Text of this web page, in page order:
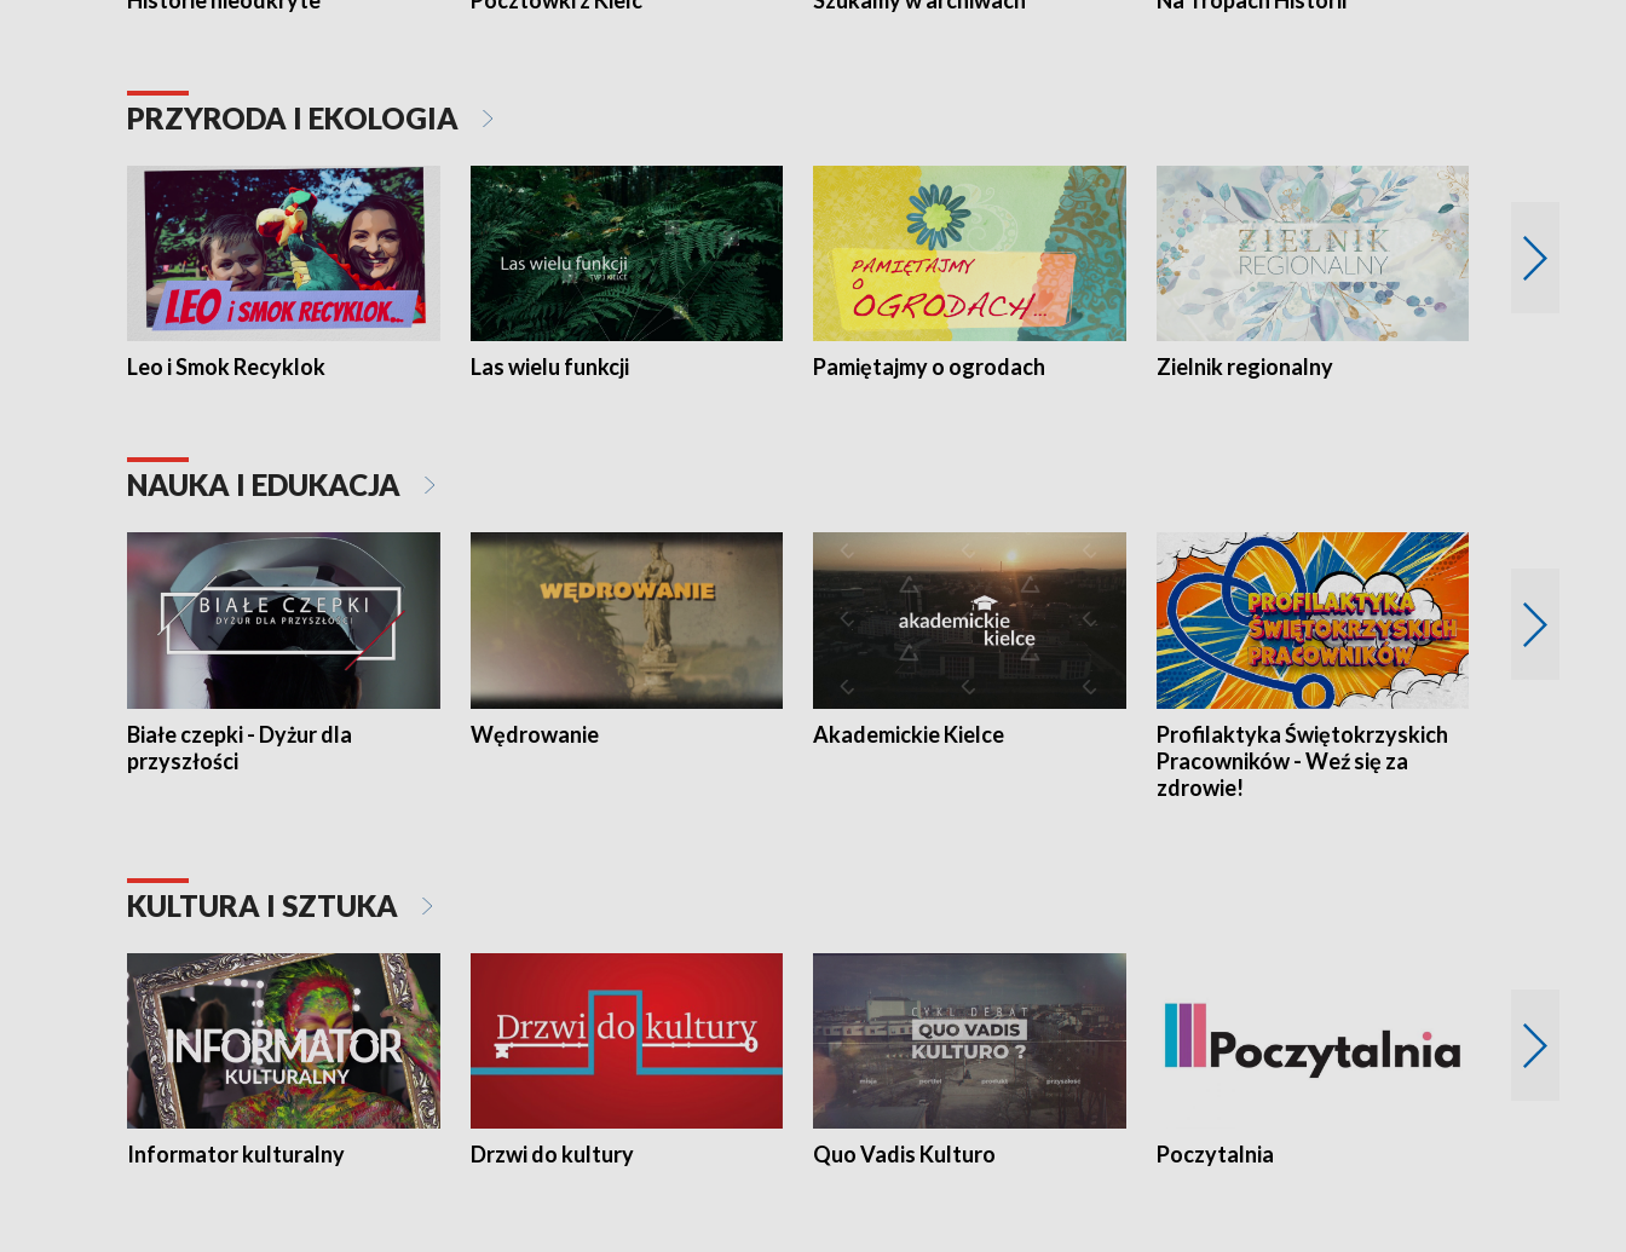
PRZYRODA I EKOLOGIA
Leo i Smok Recyklok Las wielu funkcji Pamiętajmy o ogrodach Zielnik regionalny
NAUKA I EDUKACJA
Białe czepki - Dyżur dla
przyszłości
Wędrowanie Akademickie Kielce
Profilaktyka Świętokrzyskich
Pracowników - Weź się za
zdrowie!
KULTURA I SZTUKA
Informator kulturalny Drzwi do kultury Quo Vadis Kulturo Poczytalnia